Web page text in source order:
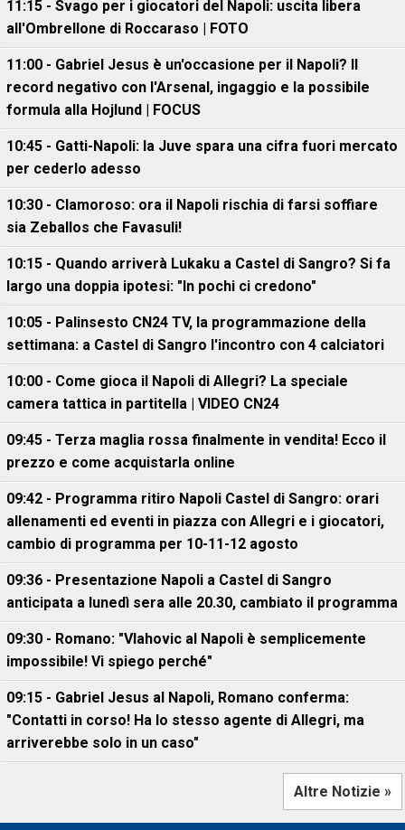
11:15 - Svago per i giocatori del Napoli: uscita libera
all'Ombrellone di Roccaraso | FOTO
11:00 - Gabriel Jesus è un'occasione per il Napoli? Il
record negativo con l'Arsenal, ingaggio e la possibile
formula alla Hojlund | FOCUS
10:45 - Gatti-Napoli: la Juve spara una cifra fuori mercato
per cederlo adesso
10:30 - Clamoroso: ora il Napoli rischia di farsi soffiare
sia Zeballos che Favasuli!
10:15 - Quando arriverà Lukaku a Castel di Sangro? Si fa
largo una doppia ipotesi: "In pochi ci credono"
10:05 - Palinsesto CN24 TV, la programmazione della
settimana: a Castel di Sangro l'incontro con 4 calciatori
10:00 - Come gioca il Napoli di Allegri? La speciale
camera tattica in partitella | VIDEO CN24
09:45 - Terza maglia rossa finalmente in vendita! Ecco il
prezzo e come acquistarla online
09:42 - Programma ritiro Napoli Castel di Sangro: orari
allenamenti ed eventi in piazza con Allegri e i giocatori,
cambio di programma per 10-11-12 agosto
09:36 - Presentazione Napoli a Castel di Sangro
anticipata a lunedì sera alle 20.30, cambiato il programma
09:30 - Romano: "Vlahovic al Napoli è semplicemente
impossibile! Vi spiego perché"
09:15 - Gabriel Jesus al Napoli, Romano conferma:
"Contatti in corso! Ha lo stesso agente di Allegri, ma
arriverebbe solo in un caso"
Altre Notizie »